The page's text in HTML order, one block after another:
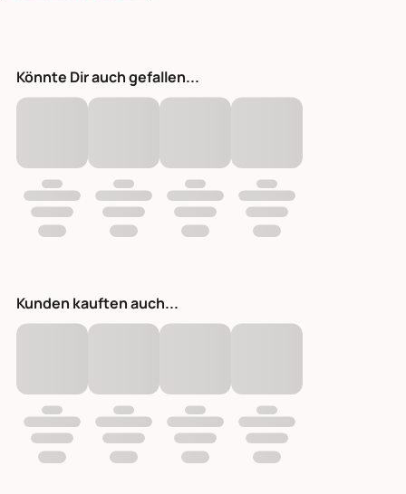
Könnte Dir auch gefallen...
Kunden kauften auch...